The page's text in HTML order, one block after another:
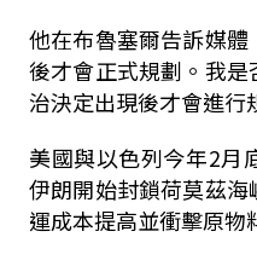
他在布魯塞爾告訴媒
後才會正式規劃。我
治決定出現後才會進行
美國與以色列今年2月
伊朗開始封鎖荷莫茲
運成本提高並衝擊原物